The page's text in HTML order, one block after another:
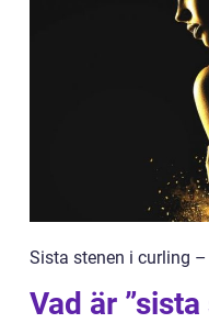
Sista stenen i curling
Vad är